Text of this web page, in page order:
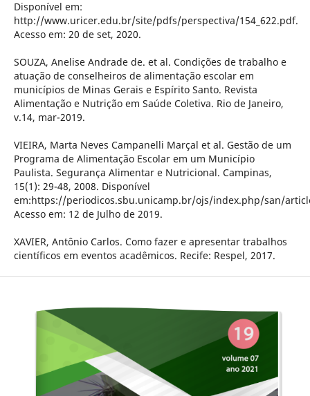
Disponível em:
http://www.uricer.edu.br/site/pdfs/perspectiva/154_622.pdf.
Acesso em: 20 de set, 2020.
SOUZA, Anelise Andrade de. et al. Condições de trabalho e
atuação de conselheiros de alimentação escolar em
municípios de Minas Gerais e Espírito Santo. Revista
Alimentação e Nutrição em Saúde Coletiva. Rio de Janeiro,
v.14, mar-2019.
VIEIRA, Marta Neves Campanelli Marçal et al. Gestão de um
Programa de Alimentação Escolar em um Município
Paulista. Segurança Alimentar e Nutricional. Campinas,
15(1): 29-48, 2008. Disponível
em:https://periodicos.sbu.unicamp.br/ojs/index.php/san/
Acesso em: 12 de Julho de 2019.
XAVIER, Antônio Carlos. Como fazer e apresentar trabalhos
científicos em eventos acadêmicos. Recife: Respel, 2017.